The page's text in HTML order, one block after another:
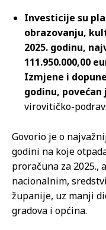
Investicije su
obrazovanju,
2025. godinu,
111.950.000,00
Izmjene i
godinu, povećan
virovitičko-
Govorio je o
godini na koje
proračuna za 2025.,
nacionalnim,
županije, uz manji
gradova i općina.